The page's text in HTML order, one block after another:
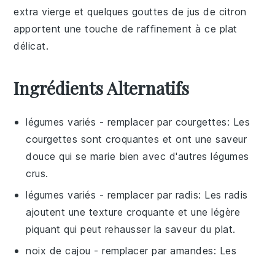
extra vierge et quelques gouttes dejus de citron
apportent une touche de raffinement à ce plat
délicat.
Ingrédients Alternatifs
légumes variés - remplacer par courgettes: Les
courgettes sont croquantes et ont une saveur
douce qui se marie bien avec d'autres légumes
crus.
légumes variés - remplacer par radis: Les radis
ajoutent une texture croquante et une légère
piquant qui peut rehausser la saveur du plat.
noix de cajou - remplacer paramandes: Les